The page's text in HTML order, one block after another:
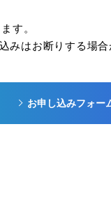
す。
みはお断りする場
お申し込みフォー